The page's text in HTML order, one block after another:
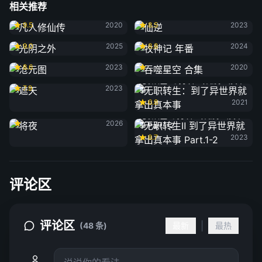
相关推荐
凡人修仙传
9.5
2020
8.5
2023
光阴之外
9.0
2025
牧神记 年番
8.8
2024
沧元图
8.6
2023
吞噬星空 合集
2020
遮天
7.9
2023
事
6.8
2021
2026
事 Part.1-2
8.7
2023
评论区
评论区 (48 条) 最热